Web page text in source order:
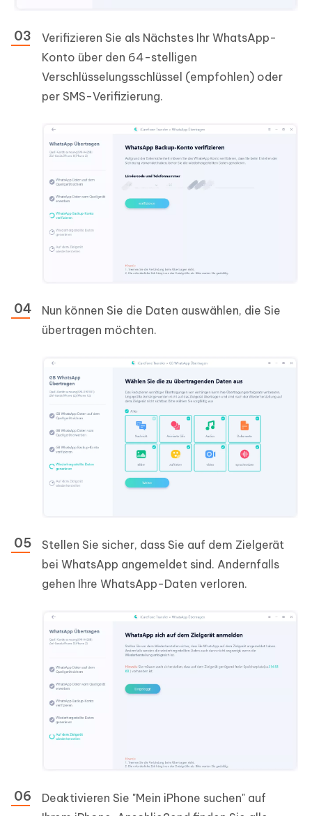
Verifizieren Sie als Nächstes Ihr WhatsApp-
Konto über den 64-stelligen
Verschlüsselungsschlüssel (empfohlen) oder
per SMS-Verifizierung.
Nun können Sie die Daten auswählen, die Sie
übertragen möchten.
Stellen Sie sicher, dass Sie auf dem Zielgerät
bei WhatsApp angemeldet sind. Andernfalls
gehen Ihre WhatsApp-Daten verloren.
Deaktivieren Sie "Mein iPhone suchen" auf